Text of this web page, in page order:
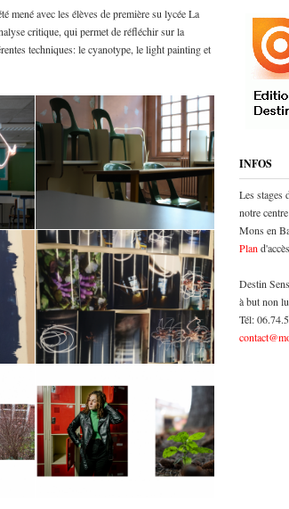
mené avec les élèves de première su lycée La
critique, qui permet de réfléchir sur la
techniques: le cyanotype, le light painting et
INFOS
Les stages
notre
Mons en
Plan
Destin
à but non
Tél: